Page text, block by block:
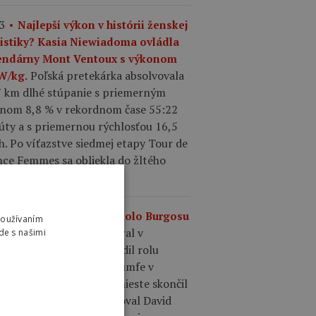
Najlepší výkon v histórii ženskej
Kasia Niewiadoma ovládla
Mont Ventoux s výkonom
kg. Poľská pretekárka absolvovala
km dlhé stúpanie s priemerným
8,8 % v rekordnom čase 55:22
a s priemernou rýchlosťou 16,5
Po víťazstve siedmej etapy Tour de
Femmes sa obliekla do žltého
Výsledky 4. etapy Okolo Burgosu
Matthew Brennan vyhral v
šprinte a potvrdil rolu
šprintéra po triumfe v
etape. Na druhom mieste skončil
Pithie a tretí finišoval David
s našimi